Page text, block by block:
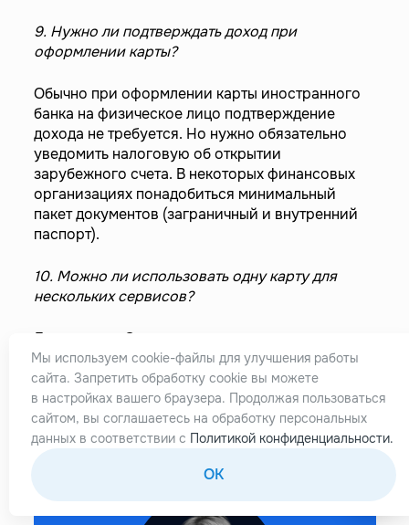
9. Нужно ли подтверждать доход при
оформлении карты?
Обычно при оформлении карты иностранного
банка на физическое лицо подтверждение
дохода не требуется. Но нужно обязательно
уведомить налоговую об открытии
зарубежного счета. В некоторых финансовых
организациях понадобиться минимальный
пакет документов (заграничный и внутренний
паспорт).
10. Можно ли использовать одну карту для
нескольких сервисов?
Да, конечно. Одна карта может использоваться
для совершения покупок, оформления
подписок, переводов и получения средств на
разных сайтах и в приложениях. Главное —
контролировать лимиты и комиссии, особенно
если пользуетесь платными функциями.
Мы используем cookie-файлы для улучшения работы
сайта. Запретить обработку cookie вы можете
в настройках вашего браузера. Продолжая пользоваться
сайтом, вы соглашаетесь на обработку персональных
данных в соответствии с Политикой конфиденциальности.
OK